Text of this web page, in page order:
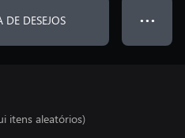
DESEJOS ● ● ●
itens aleatórios)